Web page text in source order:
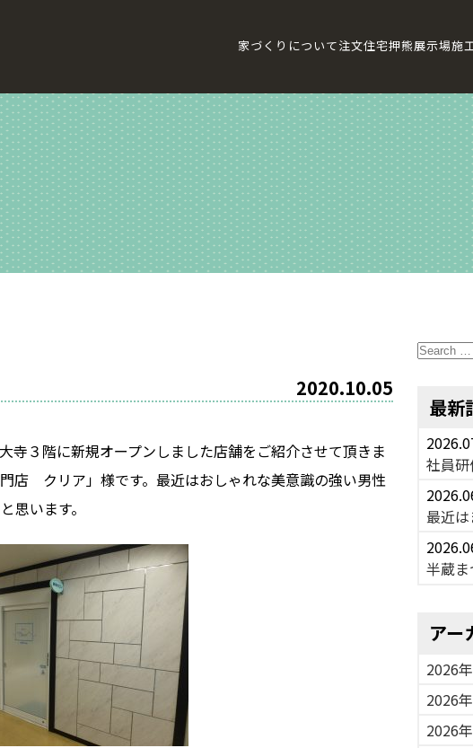
家づくりについて注文住宅押熊展示場施
2020.10.05
寺３階に新規オープンしました店舗をご紹介させて頂きま
店 クリア」様です。最近はおしゃれな美意識の強い男性
思います。
Search
for:
最新
社員
最近は
半蔵ま
アー
2026
2026
2026